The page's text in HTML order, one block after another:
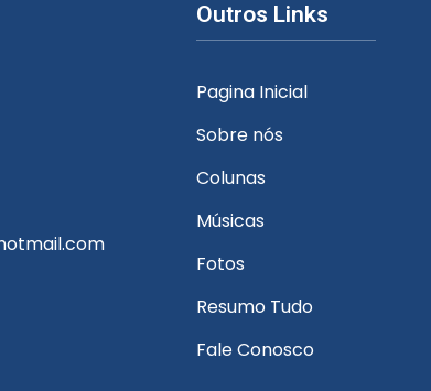
Outros Links
Pagina Inicial
Sobre nós
Colunas
Músicas
Fotos
Resumo Tudo
Fale Conosco